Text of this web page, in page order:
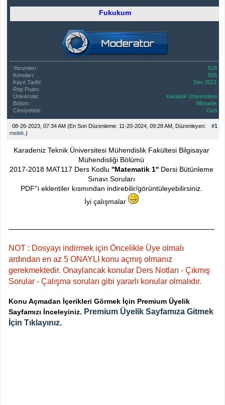
Fukukum
Yorumları:
518
Konuları:
505
Kayıt Tarihi:
Dec 2021
Rep Puanı:
Üniversite:
Karabük Üniversitesi
Bölüm:
Mimarlık
Cinsiyetiniz:
Gizli
#1
08-26-2023, 07:34 AM (En Son Düzenleme: 11-20-2024, 09:28 AM, Düzenleyen:
melek .)
Karadeniz Teknik Üniversitesi Mühendislik Fakültesi Bilgisayar
Mühendisliği Bölümü
2017-2018 MAT117 Ders Kodlu ''Matematik 1''Dersi Bütünleme
Sınavı Soruları
PDF''i eklentiler kısmından indirebilir/görüntüleyebilirsiniz.
İyi çalışmalar
NOT : Dosyayı indirmek için Öncelikle Üye olmalı
ardından en az 5 ONAYLI konu açmış olmanız
gerekmektedir. Onaylancak konular Ders Notları - Çıkmış
Sorular - Çalışma soruları gibi yararlı konular olmalıdır.
Konu Açmadan İçerikleri Görmek İçin Premium Üyelik
Sayfamızı İnceleyiniz. Premium Üyelik Sayfamıza Gitmek
İçin Tıklayınız.